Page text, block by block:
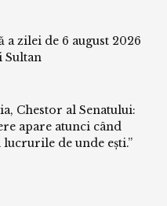
a zilei de 6 august 2026
Sultan
Chestor al Senatului:
apare atunci când
de unde ești.”